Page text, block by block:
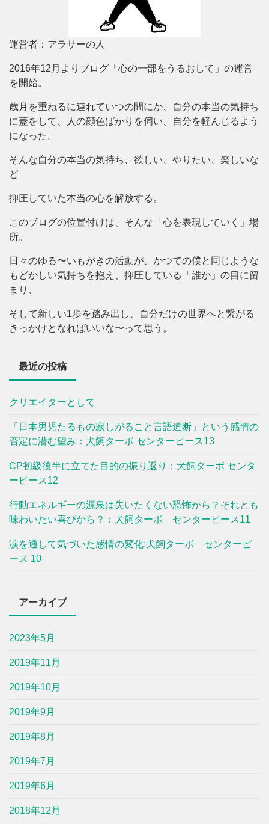
運営者：アラサーの人
2016年12月よりブログ「心の一部をうるおして」の運営
を開始。
歳月を重ねるに連れていつの間にか、自分の本当の気持ち
に蓋をして、人の顔色ばかりを伺い、自分を軽んじるよう
になった。
そんな自分の本当の気持ち、欲しい、やりたい、楽しいな
ど
抑圧していた本当の心を解放する。
このブログの位置付けは、そんな「心を表現していく」場
所。
日々のゆる〜いもがきの活動が、かつての僕と同じような
もどかしい気持ちを抱え、抑圧している「誰か」の目に留
まり、
そして新しい1歩を踏み出し、自分だけの世界へと繋がる
きっかけとなればいいな〜って思う。
最近の投稿
クリエイターとして
「日本男児たるもの寂しがること言語道断」という感情の
否定に潜む望み：犬飼ターボ センターピース13
CP初級後半に立てた目的の振り返り：犬飼ターボ センタ
ーピース12
行動エネルギーの源泉は失いたくない恐怖から？それとも
味わいたい喜びから？：犬飼ターボ センターピース11
涙を通して気づいた感情の変化:犬飼ターボ センターピ
ース 10
アーカイブ
2023年5月
2019年11月
2019年10月
2019年9月
2019年8月
2019年7月
2019年6月
2018年12月